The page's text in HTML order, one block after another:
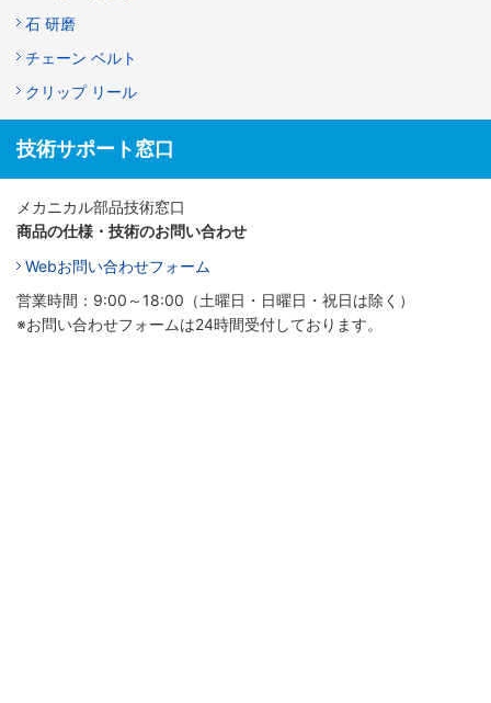
石 研磨
チェーン ベルト
クリップ リール
技術サポート窓口
メカニカル部品技術窓口
商品の仕様・技術のお問い合わせ
Webお問い合わせフォーム
営業時間：9:00～18:00（土曜日・日曜日・祝日は除く）
※お問い合わせフォームは24時間受付しております。